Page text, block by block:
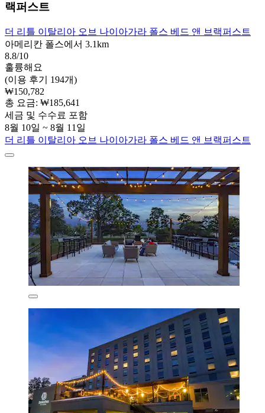
랙퍼스트
더 리틀 이탈리아 오브 나이아가라 폴스 베드 앤 브랙퍼스트
아메리칸 폴스에서 3.1km
8.8/10
훌륭해요
(이용 후기 194개)
₩150,782
총 요금: ₩185,641
세금 및 수수료 포함
8월 10일 ~ 8월 11일
더 리틀 이탈리아 오브 나이아가라 폴스 베드 앤 브랙퍼스트